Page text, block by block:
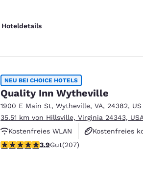
Hoteldetails
NEU BEI CHOICE HOTELS
Quality Inn Wytheville
1900 E Main St, Wytheville, VA, 24382, US
35.51 km von Hillsville, Virginia 24343,
Kostenfreies WLAN
Kostenfreies
Haustierfreundlich
3.91-Sterne-Bewertung. Gut. 207
3.9Gut(207)